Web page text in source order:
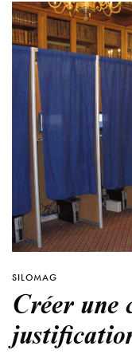
SILOMAG
Créer une